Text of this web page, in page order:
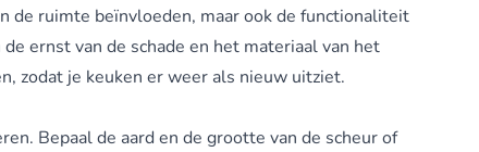
de ruimte beïnvloeden, maar ook de functionaliteit
ernst van de schade en het materiaal van het
zodat je keuken er weer als nieuw uitziet.
Bepaal de aard en de grootte van de scheur of